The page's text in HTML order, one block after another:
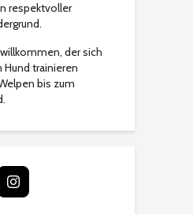
respektvoller
der sich
trainieren
bis zum